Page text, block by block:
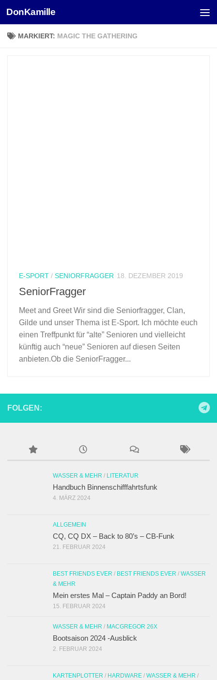
Unter dem Inhalt
DonKamille
MARKIERT: MAGIC THE GATHERING
E-SPORT / SENIORFRAGGER 18. DEZEMBER 2019
SeniorFragger
Meet and Greet Wir sind die Seniorfragger, Clan,
Gilde und unser Thema ist E-Sport. Ich möchte euch
einen Treffpunkt für “alte” Senioren und vielleicht
künftig auch “neue” Senioren auf diesen Seiten
anbieten.Ob die SeniorFragger...
FOLGEN:
WASSER & MEHR / LITERATUR
Handbuch Binnenschifffahrtsfunk
4. MÄRZ 2024
ALLGEMEIN
CQ, CQ DX – Back to 80’s – CB-Funk
21. FEBRUAR 2024
BEST FRIENDS EVER / BEST FRIENDS EVER / WASSER
& MEHR
Mein erstes Mal – Captain Paddy an Bord!
15. FEBRUAR 2024
WASSER & MEHR / MACGREGOR 26X
Bootsaison 2024 -Ausblick
2. FEBRUAR 2024
KARTENPLOTTER / HARDWARE / WASSER & MEHR /